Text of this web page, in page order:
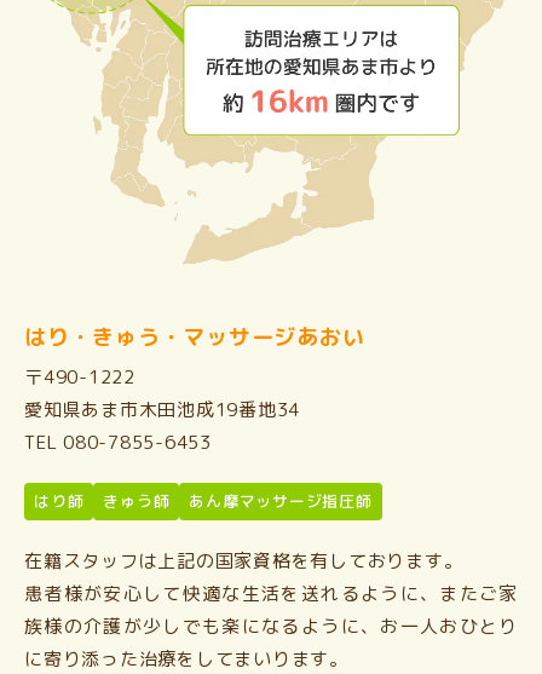
はり・きゅう・マッサージあおい
〒490-1222
愛知県あま市木田池成19番地34
TEL 080-7855-6453
はり師 きゅう師 あん摩マッサージ指圧師
在籍スタッフは上記の国家資格を有しております。
患者様が安心して快適な生活を送れるように、またご家
族様の介護が少しでも楽になるように、お一人おひとり
に寄り添った治療をしてまいります。